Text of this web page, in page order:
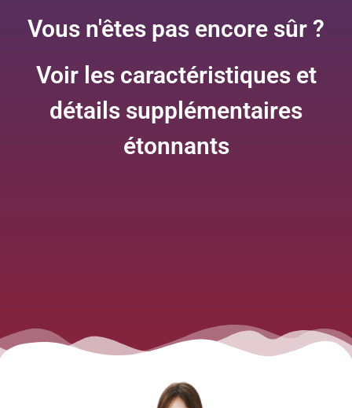
Vous n'êtes pas encore sûr ?
Voir les caractéristiques et
détails supplémentaires
étonnants